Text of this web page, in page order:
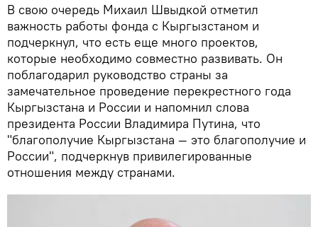
В свою очередь Михаил Швыдкой отметил
важность работы фонда с Кыргызстаном и
подчеркнул, что есть еще много проектов,
которые необходимо совместно развивать. Он
поблагодарил руководство страны за
замечательное проведение перекрестного года
Кыргызстана и России и напомнил слова
президента России Владимира Путина, что
"благополучие Кыргызстана — это благополучие и
России", подчеркнув привилегированные
отношения между странами.